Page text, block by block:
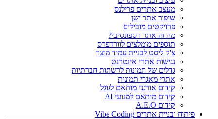
מעצב אתרים פרילנס
שיפור אתר ישן
פרויקטים מובילים
מה זה אתר רספונסיבי?
תוספים מומלצים לוורדפרס
צ'ק ליסט לבניית עמוד מוצר
נגישות אתרי אינטרנט
גדלים של תמונות לרשתות חברתיות
אתרי מאגרי תמונות
קידום אורגני מותאם לגוגל
קידום מותאם למנועי AI
קידום A.E.O
פיתוח ובניית אתרים Vibe Coding